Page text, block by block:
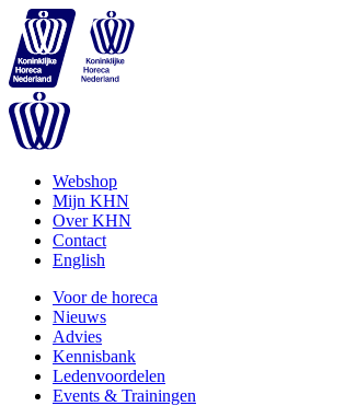
Webshop
Mijn KHN
Over KHN
Contact
English
Voor de horeca
Nieuws
Advies
Kennisbank
Ledenvoordelen
Events & Trainingen